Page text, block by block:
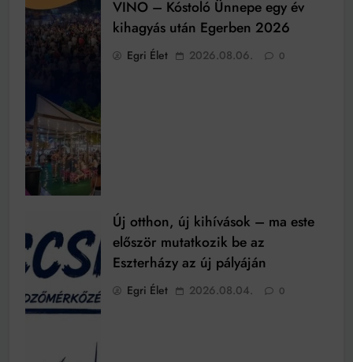
VINO – Kóstoló Ünnepe egy év
kihagyás után Egerben 2026
Egri Élet 2026.08.06. 0
Új otthon, új kihívások – ma este
először mutatkozik be az
Eszterházy az új pályáján
Egri Élet 2026.08.04. 0